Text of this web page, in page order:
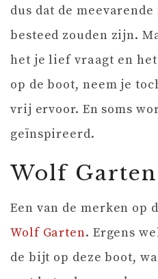
dus dat de
besteed zouden zijn.
het je lief vraagt en
op de boot, neem je
vrij ervoor. En soms
geïnspireerd.
Wolf Garten
Een van de merken op
Wolf Garten. Ergens
de bijt op deze boot,